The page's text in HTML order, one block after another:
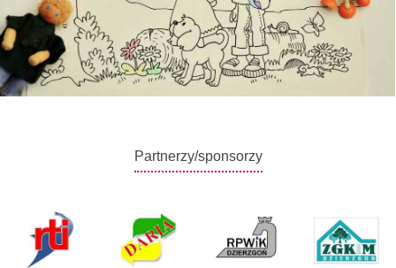
Partnerzy/sponsorzy